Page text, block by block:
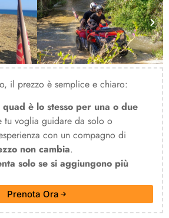
il prezzo è semplice e chiaro:
è lo stesso per una o due
tu voglia guidare da solo o
con un compagno di
non cambia.
solo se si aggiungono più
Prenota Ora